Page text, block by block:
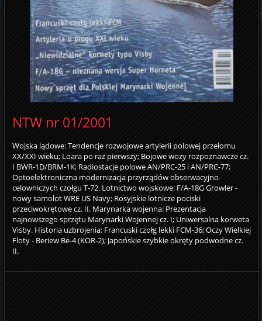
NTW nr 01/2001
Wojska lądowe: Tendencje rozwojowe artylerii polowej przełomu
XX/XXI wieku; Loara po raz pierwszy; Bojowe wozy rozpoznawcze cz.
I BWR-1D/BRM-1K; Radiostacje polowe AN/PRC-25 i AN/PRC-77;
Optoelektroniczna modernizacja przyrządów obserwacyjno-
celowniczych czołgu T-72. Lotnictwo wojskowe: F/A-18G Growler -
nowy samolot WRE US Navy; Rosyjskie lotnicze pociski
przeciwokrętowe cz. II. Marynarka wojenna: Prezentacja
najnowszego sprzętu Marynarki Wojennej cz. I; Uniwersalna korweta
Visby. Historia uzbrojenia: Francuski czołg lekki FCM-36; Oczy Wielkiej
Floty - Beriew Be-4 (KOR-2); Japońskie szybkie okręty podwodne cz.
II.